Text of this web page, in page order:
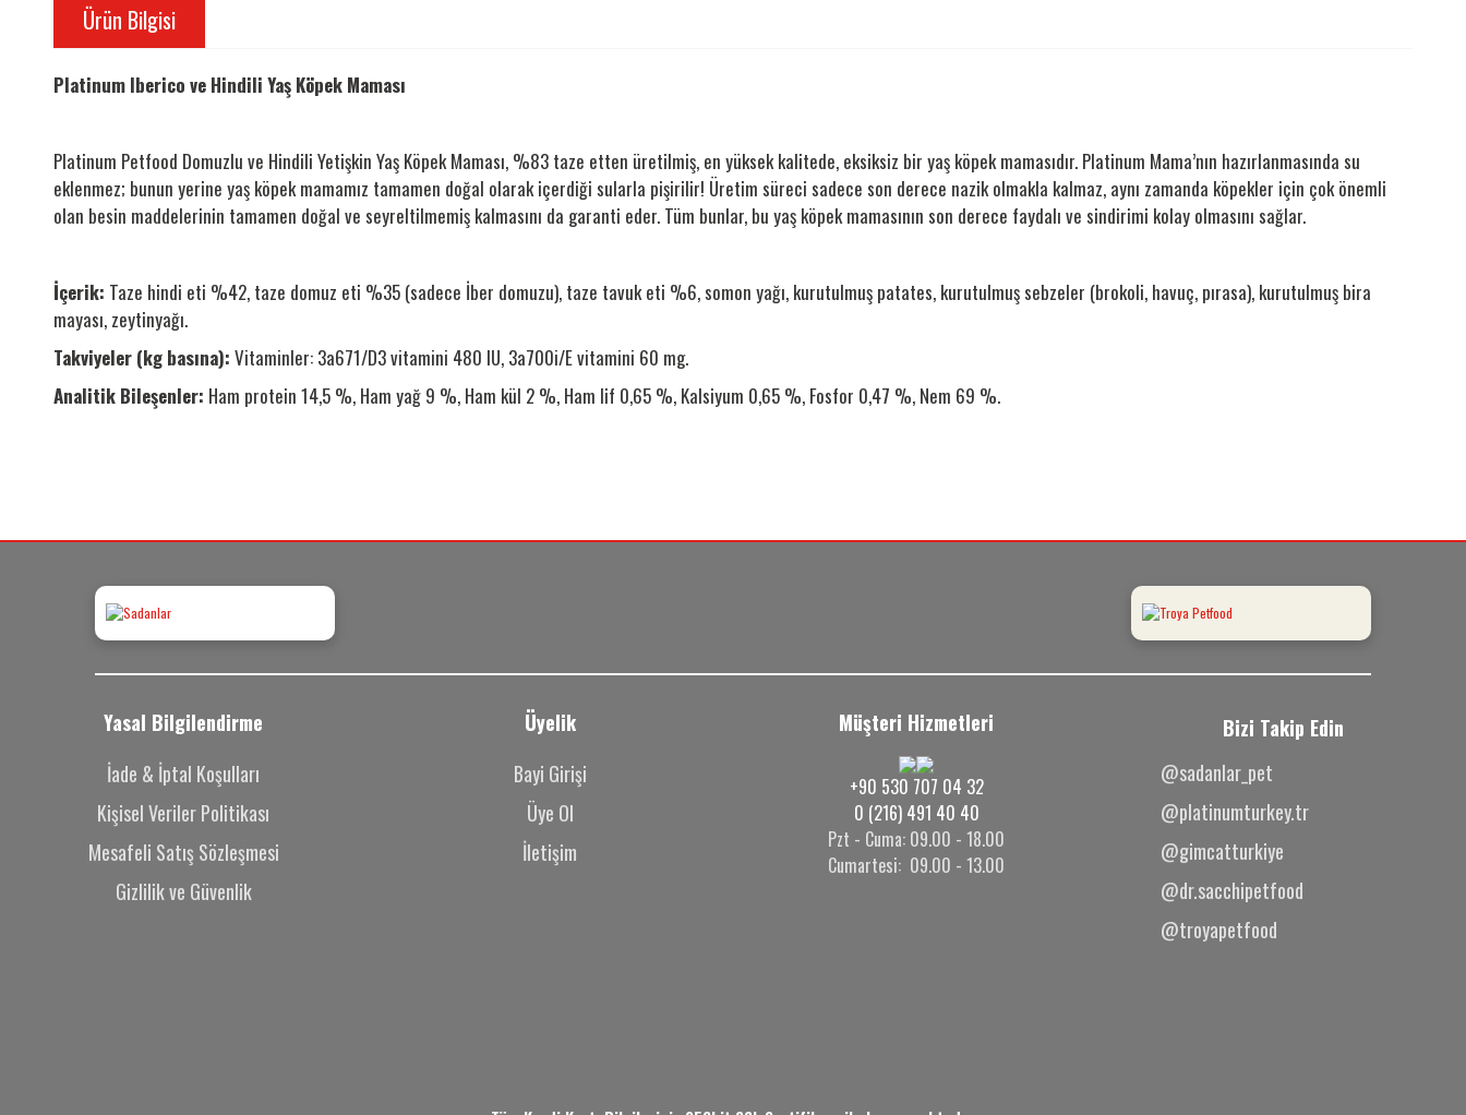
Ürün Bilgisi
Platinum Iberico ve Hindili Yaş Köpek Maması
Platinum Petfood Domuzlu ve Hindili Yetişkin Yaş Köpek Maması, %83 taze etten üretilmiş, en yüksek kalitede, eksiksiz bir yaş köpek mamasıdır. Platinum Mama’nın hazırlanmasında su
eklenmez; bunun yerine yaş köpek mamamız tamamen doğal olarak içerdiği sularla pişirilir! Üretim süreci sadece son derece nazik olmakla kalmaz, aynı zamanda köpekler için çok önemli
olan besin maddelerinin tamamen doğal ve seyreltilmemiş kalmasını da garanti eder. Tüm bunlar, bu yaş köpek mamasının son derece faydalı ve sindirimi kolay olmasını sağlar.
İçerik: Taze hindi eti %42, taze domuz eti %35 (sadece İber domuzu), taze tavuk eti %6, somon yağı, kurutulmuş patates, kurutulmuş sebzeler (brokoli, havuç, pırasa), kurutulmuş bira
mayası, zeytinyağı.
Takviyeler (kg basına): Vitaminler: 3a671/D3 vitamini 480 IU, 3a700i/E vitamini 60 mg.
Analitik Bileşenler: Ham protein 14,5 %, Ham yağ 9 %, Ham kül 2 %, Ham lif 0,65 %, Kalsiyum 0,65 %, Fosfor 0,47 %, Nem 69 %.
Yasal Bilgilendirme
İade & İptal Koşulları
Kişisel Veriler Politikası
Mesafeli Satış Sözleşmesi
Gizlilik ve Güvenlik
Üyelik
Bayi Girişi
Üye Ol
İletişim
Müşteri Hizmetleri
+90 530 707 04 32
0 (216) 491 40 40
Pzt - Cuma: 09.00 - 18.00
Cumartesi: 09.00 - 13.00
Bizi Takip Edin
@sadanlar_pet
@platinumturkey.tr
@gimcatturkiye
@dr.sacchipetfood
@troyapetfood